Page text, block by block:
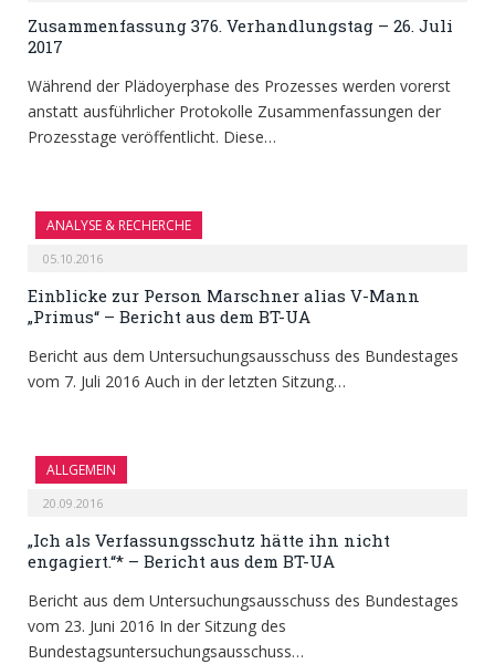
Zusammenfassung 376. Verhandlungstag – 26. Juli
2017
Während der Plädoyerphase des Prozesses werden vorerst
anstatt ausführlicher Protokolle Zusammenfassungen der
Prozesstage veröffentlicht. Diese…
ANALYSE & RECHERCHE
05.10.2016
Einblicke zur Person Marschner alias V-Mann
„Primus“ – Bericht aus dem BT-UA
Bericht aus dem Untersuchungsausschuss des Bundestages
vom 7. Juli 2016 Auch in der letzten Sitzung…
ALLGEMEIN
20.09.2016
„Ich als Verfassungsschutz hätte ihn nicht
engagiert.“* – Bericht aus dem BT-UA
Bericht aus dem Untersuchungsausschuss des Bundestages
vom 23. Juni 2016 In der Sitzung des
Bundestagsuntersuchungsausschuss…